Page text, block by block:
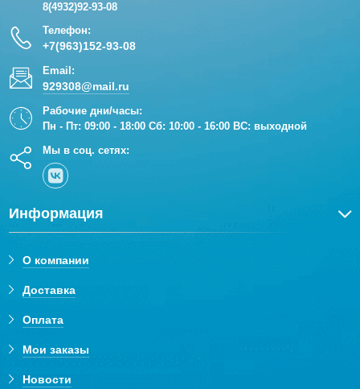
8(4932)92-93-08
Телефон:
+7(963)152-93-08
Email:
929308@mail.ru
Рабочие дни/часы:
Пн - Пт: 09:00 - 18:00 Сб: 10:00 - 16:00 ВС: выходной
Мы в соц. сетях:
Информация
О компании
Доставка
Оплата
Мои заказы
Новости